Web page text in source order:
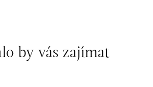
by vás zajímat